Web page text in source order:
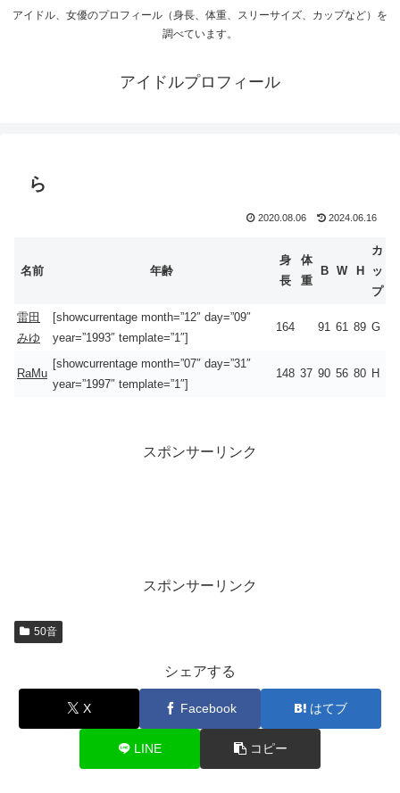
アイドル、女優のプロフィール（身長、体重、スリーサイズ、カップなど）を
調べています。
アイドルプロフィール
ら
2020.08.06 2024.06.16
名前 年齢
身
長
体
重
B W H
カ
ッ
プ
雷田
みゆ
[showcurrentage month=”12″ day=”09″
year=”1993″ template=”1″]
164 91 61 89 G
RaMu
[showcurrentage month=”07″ day=”31″
year=”1997″ template=”1″]
148 37 90 56 80 H
スポンサーリンク
スポンサーリンク
50音
シェアする
X Facebook はてブ
LINE コピー